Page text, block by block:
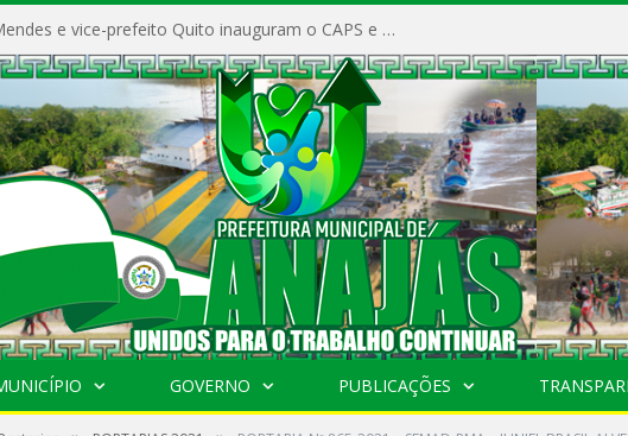
Prefeito Vivaldo Mendes e vice-prefeito Quito inauguram o CAPS e fortalecem a saúde pública em Anajás.
GOVERNO PUBLICAÇÕES